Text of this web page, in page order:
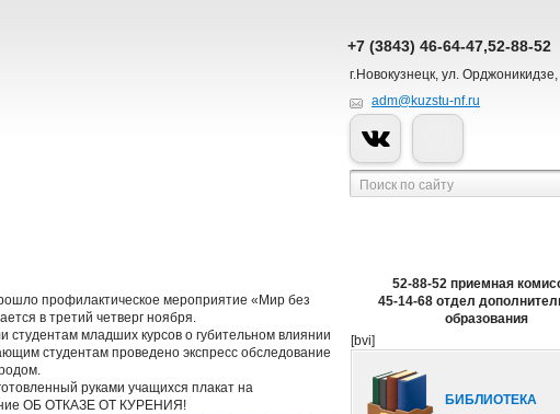
+7 (3843) 46-64-47,52-88-52
г.Новокузнецк, ул.
adm@kuzstu-nf.ru
профилактическое мероприятие «Мир без
в третий четверг ноября.
студентам младших курсов о губительном влиянии
студентам проведено экспресс обследование
руками учащихся плакат на
ОБ ОТКАЗЕ ОТ КУРЕНИЯ!
52-88-52 приемная
45-14-68 отдел
образования
[bvi]
БИБЛИОТЕКА